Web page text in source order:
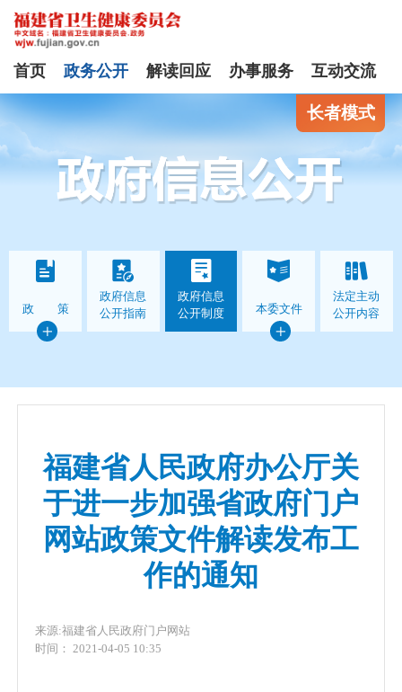
首页 政务公开 解读回应 办事服务 互动交流
长者模式
政 策
政府信息
公开指南
政府信息
公开制度
本委文件
法定主动
公开内容
福建省人民政府办公厅关
于进一步加强省政府门户
网站政策文件解读发布工
作的通知
来源:福建省人民政府门户网站
时间： 2021-04-05 10:35